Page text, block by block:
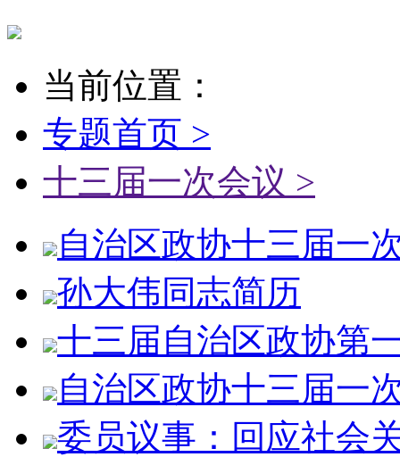
当前位置：
专题首页 >
十三届一次会议 >
自治区政协十三届一
孙大伟同志简历
十三届自治区政协第
自治区政协十三届一
委员议事：回应社会